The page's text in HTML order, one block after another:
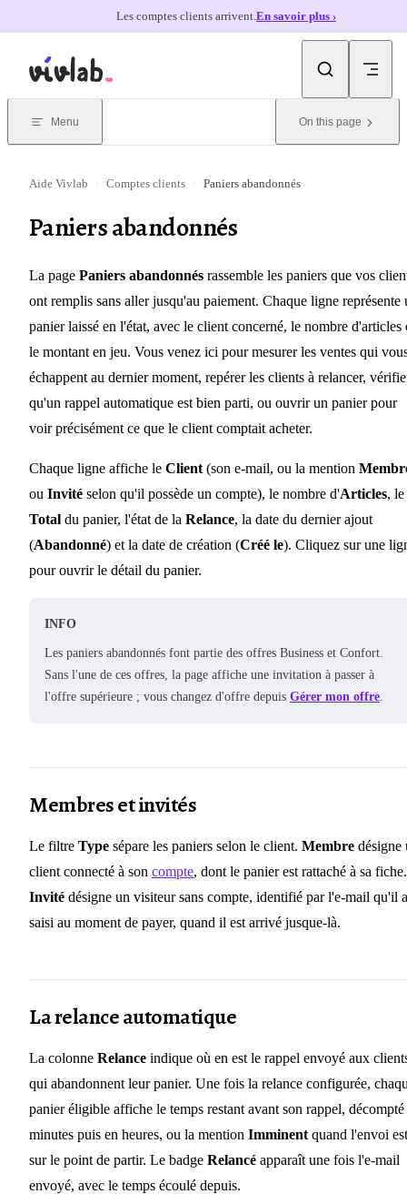
Les comptes clients arrivent. En savoir plus ›
Menu On this page
Aide Vivlab › Comptes clients › Paniers abandonnés
Paniers abandonnés
La page Paniers abandonnés rassemble les paniers que vos
ont remplis sans aller jusqu'au paiement. Chaque ligne représente
panier laissé en l'état, avec le client concerné, le nombre d'articles
le montant en jeu. Vous venez ici pour mesurer les ventes qui
échappent au dernier moment, repérer les clients à relancer,
qu'un rappel automatique est bien parti, ou ouvrir un panier pour
voir précisément ce que le client comptait acheter.
Chaque ligne affiche le Client (son e-mail, ou la mention
ou Invité selon qu'il possède un compte), le nombre d'Articles, le
Total du panier, l'état de la Relance, la date du dernier ajout
(Abandonné) et la date de création (Créé le). Cliquez sur une
pour ouvrir le détail du panier.
INFO
Les paniers abandonnés font partie des offres Business et Confort.
Sans l'une de ces offres, la page affiche une invitation à passer à
l'offre supérieure ; vous changez d'offre depuis Gérer mon offre
Membres et invités
Le filtre Type sépare les paniers selon le client. Membre désigne
client connecté à son compte, dont le panier est rattaché à sa fiche.
Invité désigne un visiteur sans compte, identifié par l'e-mail qu'il a
saisi au moment de payer, quand il est arrivé jusque-là.
La relance automatique
La colonne Relance indique où en est le rappel envoyé aux
qui abandonnent leur panier. Une fois la relance configurée,
panier éligible affiche le temps restant avant son rappel, décompté
minutes puis en heures, ou la mention Imminent quand l'envoi est
sur le point de partir. Le badge Relancé apparaît une fois l'e-mail
envoyé, avec le temps écoulé depuis.